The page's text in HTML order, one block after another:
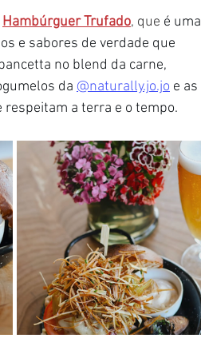
Hambúrguer Trufado, que é uma
e sabores de verdade que
no blend da carne,
da @naturally.jo.jo e as
respeitam a terra e o tempo.